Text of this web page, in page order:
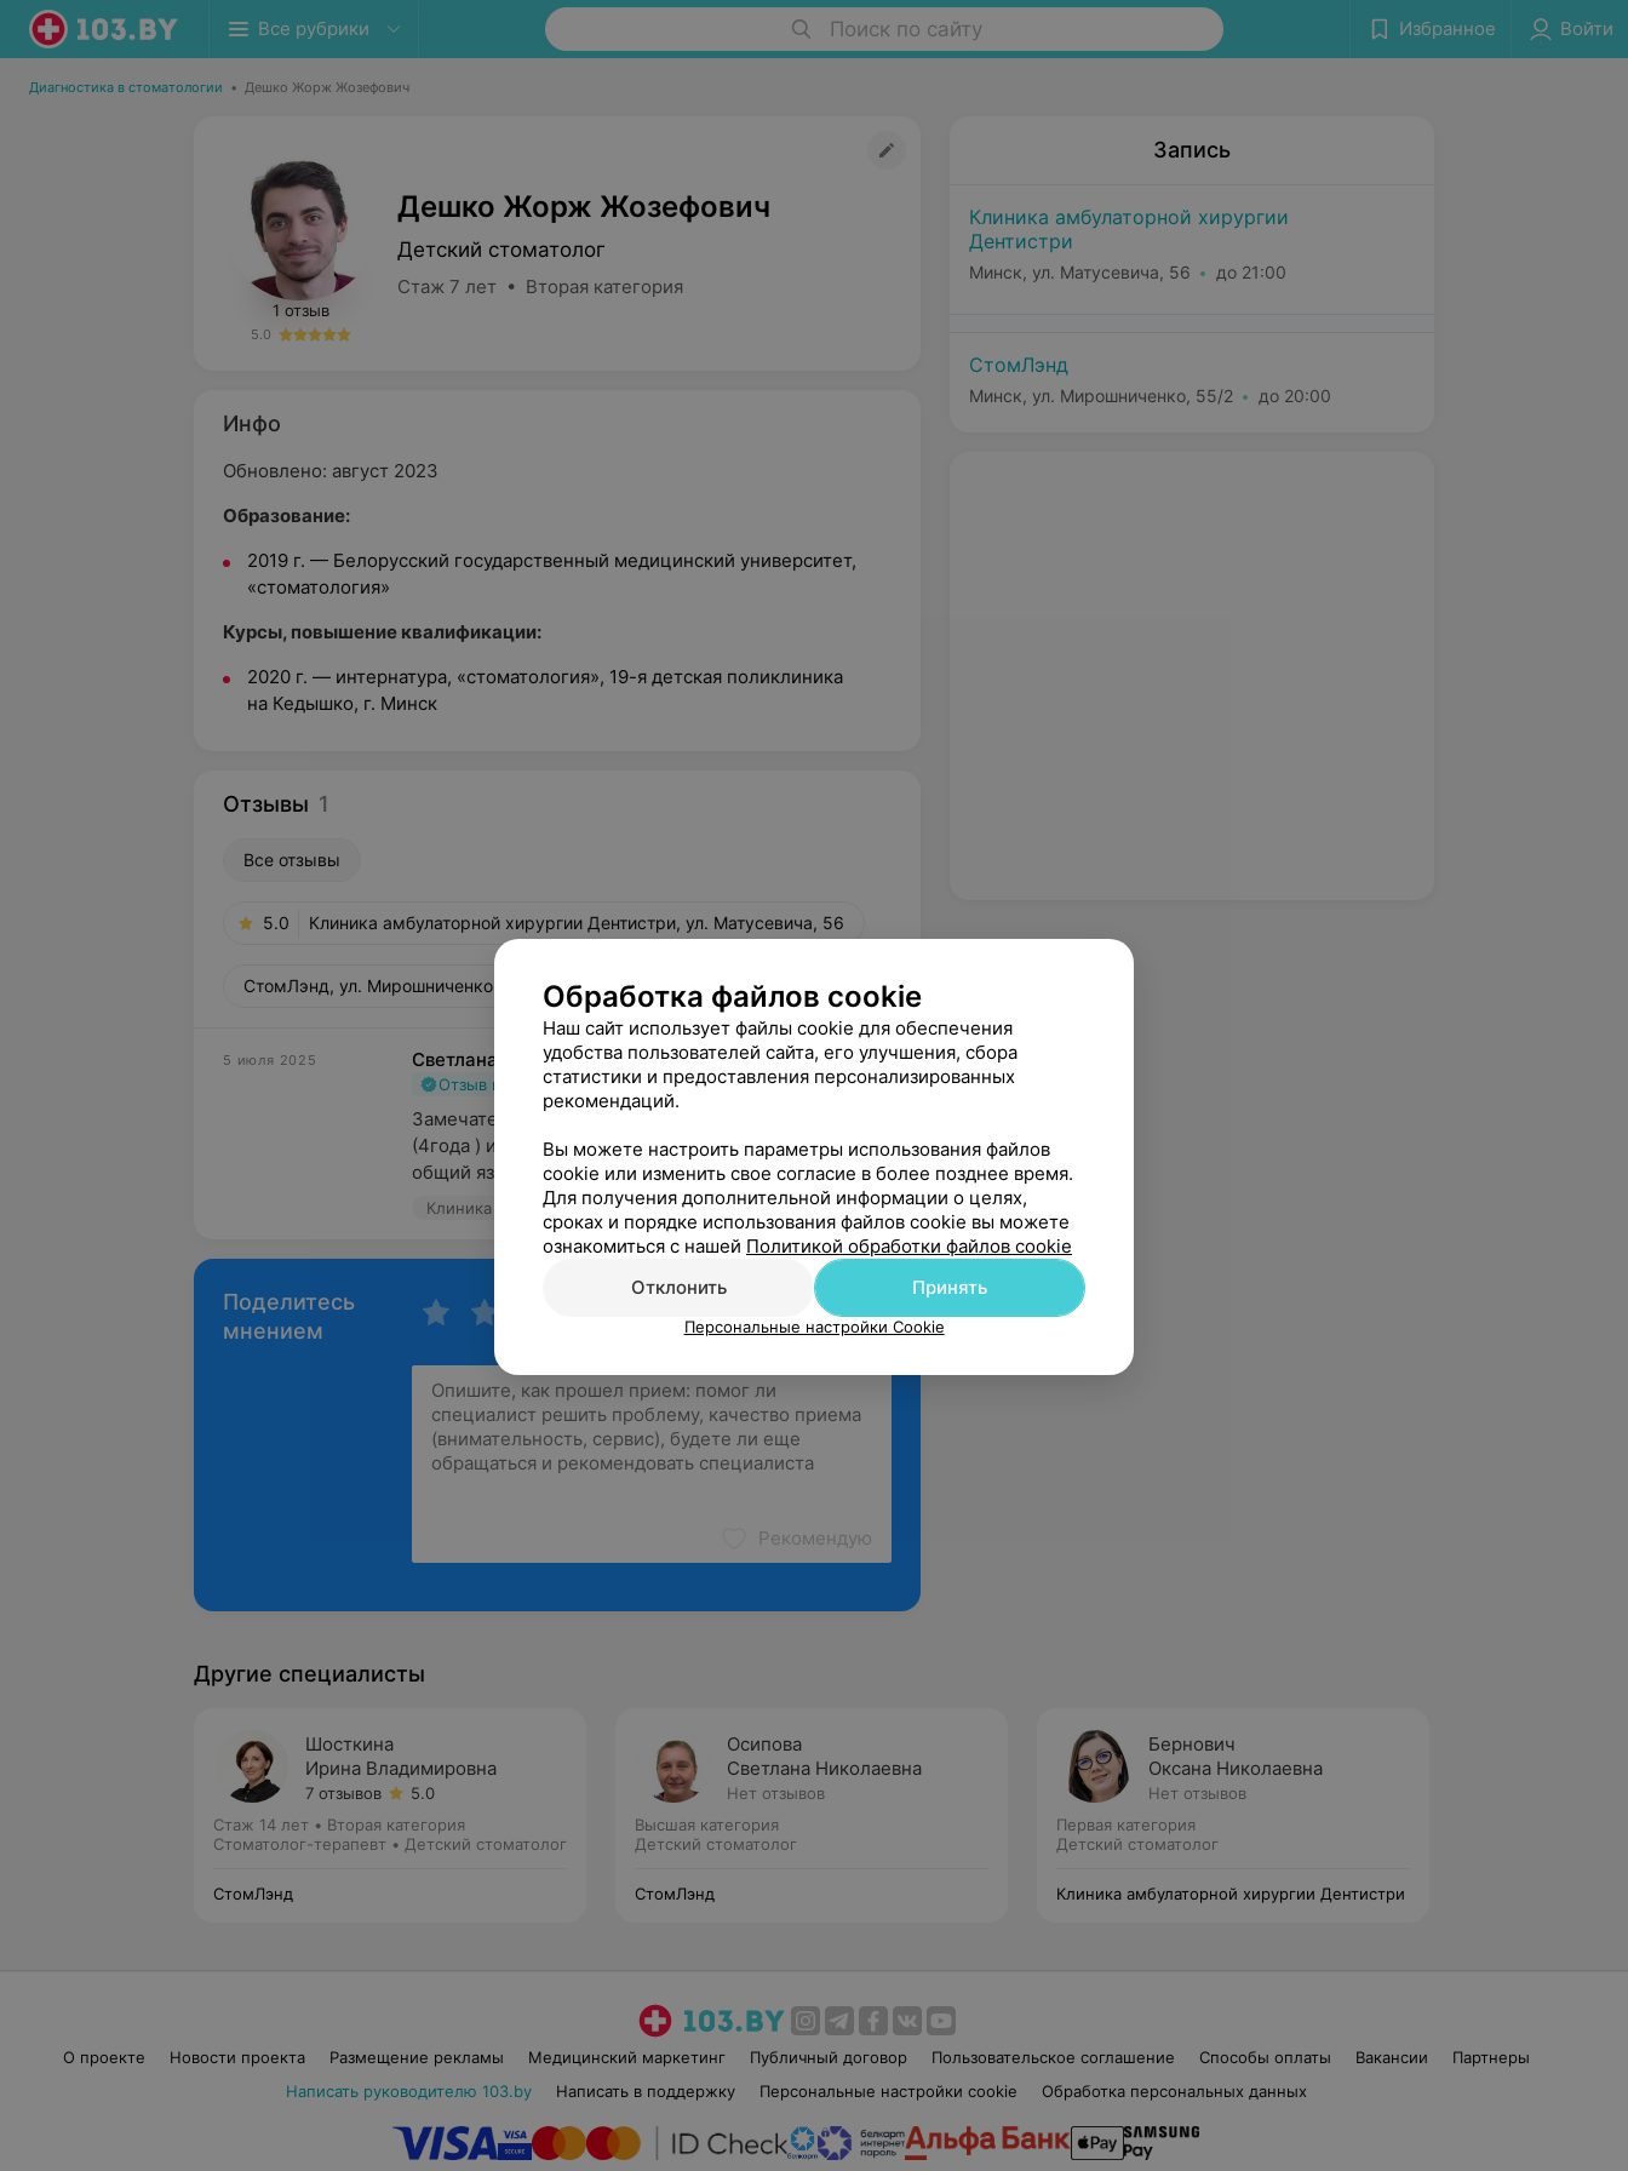
Все рубрики Поиск по сайту Избранное Войти
Диагностика в стоматологии • Дешко Жорж Жозефович
1 отзыв
5.0
Дешко Жорж Жозефович
Детский стоматолог
Стаж 7 лет • Вторая категория
Инфо
Обновлено: август 2023
Образование:
2019 г. — Белорусский государственный медицинский университет,
«стоматология»
Курсы, повышение квалификации:
2020 г. — интернатура, «стоматология», 19-я детская поликлиника
на Кедышко, г. Минск
Отзывы 1
Все отзывы
5.0 Клиника амбулаторной хирургии Дентистри, ул. Матусевича, 56
СтомЛэнд, ул. Мирошниченко, 55/2
5 июля 2025 Светлана
Отзыв подтвержден Рекомендую
Замечательный доктор. Лечим у него и малышей
(4года ) и подростков.  Со всеми доктор находит
общий язык.  У малыша нету ...
Клиника амбулаторной хирургии Дентистри, ул. Матусевича, 56
Поделитесь
мнением
Рекомендую
Запись
Клиника амбулаторной хирургии
Дентистри
Минск, ул. Матусевича, 56 до 21:00
СтомЛэнд
Минск, ул. Мирошниченко, 55/2 до 20:00
Другие специалисты
Шосткина
Ирина Владимировна
7 отзывов
5.0
Стаж 14 лет • Вторая категория
Стоматолог-терапевт • Детский стоматолог
СтомЛэнд
Осипова
Светлана Николаевна
Нет отзывов
Высшая категория
Детский стоматолог
СтомЛэнд
Бернович
Оксана Николаевна
Нет отзывов
Первая категория
Детский стоматолог
Клиника амбулаторной хирургии Дентистри
О проекте Новости проекта Размещение рекламы Медицинский маркетинг Публичный договор Пользовательское соглашение Способы оплаты Вакансии
Партнеры
Написать руководителю 103.by
Написать в поддержку Персональные настройки cookie Обработка персональных данных
Обработка файлов cookie
Наш сайт использует файлы cookie для обеспечения
удобства пользователей сайта, его улучшения, сбора
статистики и предоставления персонализированных
рекомендаций.
Вы можете настроить параметры использования файлов
cookie или изменить свое согласие в более позднее время.
Для получения дополнительной информации о целях,
сроках и порядке использования файлов cookie вы можете
ознакомиться с нашей Политикой обработки файлов cookie
Отклонить
Принять
Персональные настройки Cookie